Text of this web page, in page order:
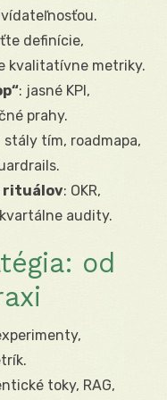
definície,
kvalitatívne metriky.
: jasné KPI,
prahy.
stály tím, roadmapa,
rituálov: OKR,
audity.
od
toky, RAG,